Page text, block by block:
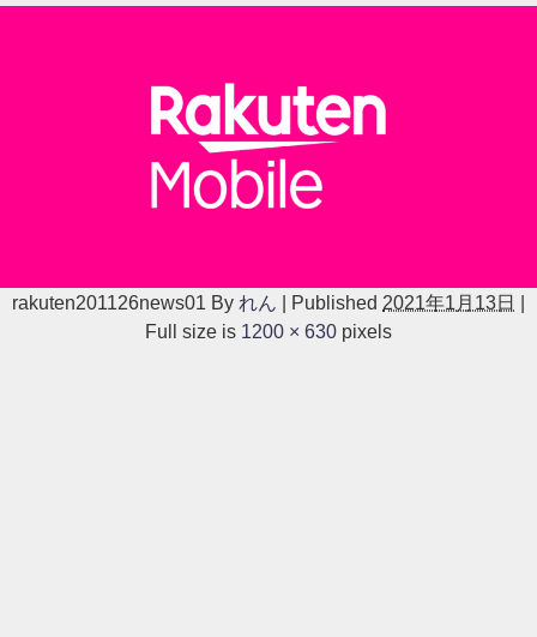
rakuten201126news01 By れん Published 2021年1月13日
Full size is 1200 × 630 pixels